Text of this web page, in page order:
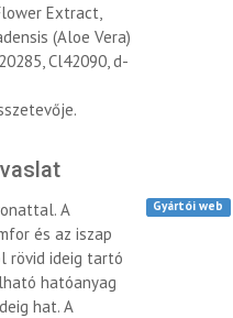
Extract,
(Aloe Vera)
Cl42090, d-
A
és az iszap
rövid ideig tartó
hatóanyag
hat. A
Gyártói web